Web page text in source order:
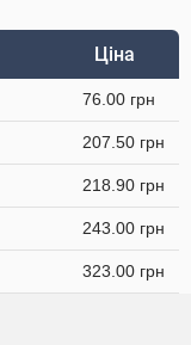
Ціна
76.00 грн
207.50 грн
218.90 грн
243.00 грн
323.00 грн